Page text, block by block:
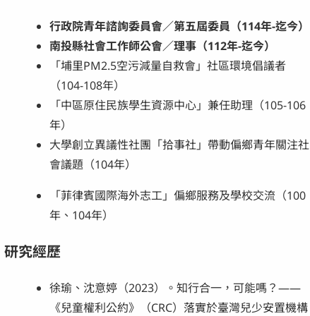
行政院青年諮詢委員會／第五屆委員（114年-迄今）
南投縣社會工作師公會／理事（112年-迄今）
「埔里PM2.5空污減量自救會」社區環境倡議者
（104-108年）
「中區原住民族學生資源中心」兼任助理（105-106
年）
大學創立異議性社團「拾事社」帶動偏鄉青年關注社
會議題（104年）
「菲律賓國際海外志工」偏鄉服務及學校交流（100
年、104年）
研究經歷
徐瑜、沈意婷（2023）。知行合一，可能嗎？——
《兒童權利公約》（CRC）落實於臺灣兒少安置機構